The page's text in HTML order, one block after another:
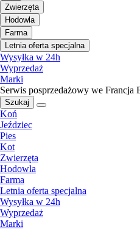
Zwierzęta
Hodowla
Farma
Letnia oferta specjalna
Wysyłka w 24h
Wyprzedaż
Marki
Serwis posprzedażowy we Francja
Szukaj
Koń
Jeździec
Pies
Kot
Zwierzęta
Hodowla
Farma
Letnia oferta specjalna
Wysyłka w 24h
Wyprzedaż
Marki